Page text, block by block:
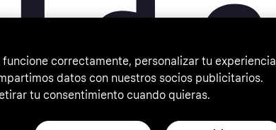
correctamente, personalizar tu experiencia
datos con nuestros socios publicitarios.
tu consentimiento cuando quieras.